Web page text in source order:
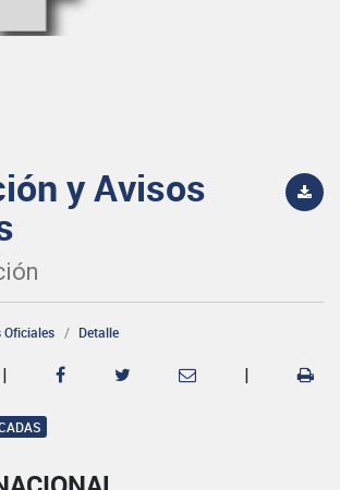
y Avisos
Oficiales Detalle
| |